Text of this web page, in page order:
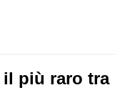
più raro tra